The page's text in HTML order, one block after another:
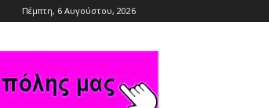
Πέμπτη, 6 Αυγούστου, 2026